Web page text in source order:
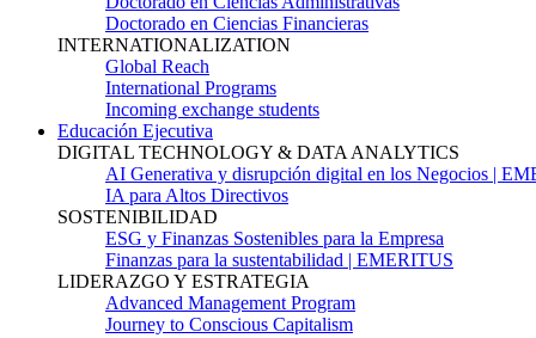
Doctorado en Ciencias Financieras
INTERNATIONALIZATION
Global Reach
International Programs
Incoming exchange students
Educación Ejecutiva
DIGITAL TECHNOLOGY & DATA ANALYTICS
AI Generativa y disrupción digital en los Negocios |
IA para Altos Directivos
SOSTENIBILIDAD
ESG y Finanzas Sostenibles para la Empresa
Finanzas para la sustentabilidad | EMERITUS
LIDERAZGO Y ESTRATEGIA
Advanced Management Program
Journey to Conscious Capitalism